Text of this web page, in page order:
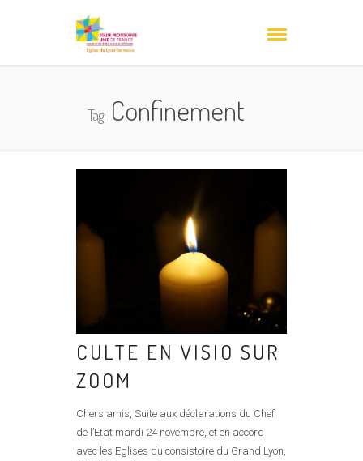
Tag:Confinement
CULTE EN VISIO SUR
ZOOM
Chers amis, Suite aux déclarations du Chef
de l’Etat mardi 24 novembre, et en accord
avec les Eglises du consistoire du Grand Lyon,